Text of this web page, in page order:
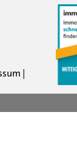
|